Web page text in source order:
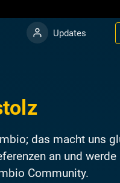
Updates
das macht uns
an und
Community.